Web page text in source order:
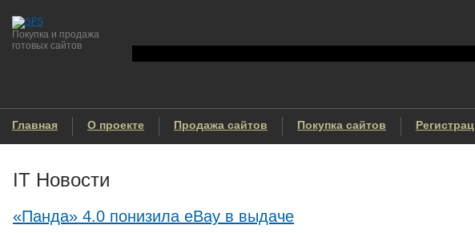
Покупка и продажа
готовых сайтов
Главная О проекте Продажа сайтов Покупка сайтов
IT Новости
«Панда» 4.0 понизила eBay в выдаче